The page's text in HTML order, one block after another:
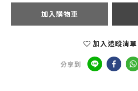
加入購物車
加入追蹤清單
分享到